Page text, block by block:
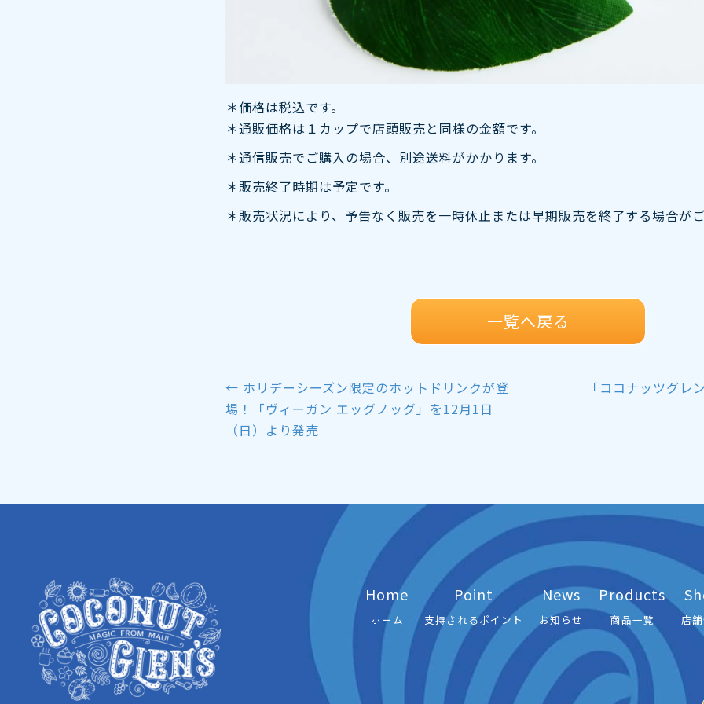
＊価格は税込です。
＊通販価格は１カップで店頭販売と同様の金額です。
＊通信販売でご購入の場合、別途送料がかかります。
＊販売終了時期は予定です。
＊販売状況により、予告なく販売を一時休止または早期販売を終了する場合がご
一覧へ戻る
Posts
navigation
← ホリデーシーズン限定のホットドリンクが登
場！「ヴィーガン エッグノッグ」を12月1日
（日）より発売
「ココナッツグ
Home
ホーム
Point
支持されるポイント
News
お知らせ
Products
商品一覧 店